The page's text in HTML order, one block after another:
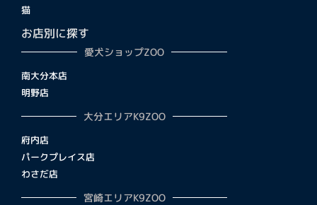
猫
お店別に探す
愛犬ショップZOO
南大分本店
明野店
大分エリアK9ZOO
府内店
パークプレイス店
わさだ店
宮崎エリアK9ZOO